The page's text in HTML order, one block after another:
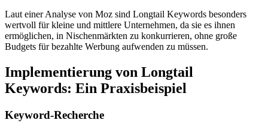
Laut einer Analyse von Moz sind Longtail Keywords besonders
wertvoll für kleine und mittlere Unternehmen, da sie es ihnen
ermöglichen, in Nischenmärkten zu konkurrieren, ohne große
Budgets für bezahlte Werbung aufwenden zu müssen.
Implementierung von Longtail
Keywords: Ein Praxisbeispiel
Keyword-Recherche